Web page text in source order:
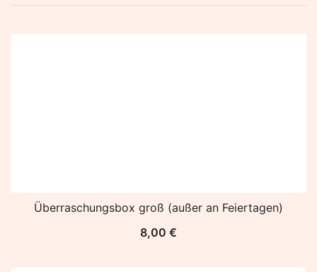
Überraschungsbox groß (außer an Feiertagen)
8,00 €